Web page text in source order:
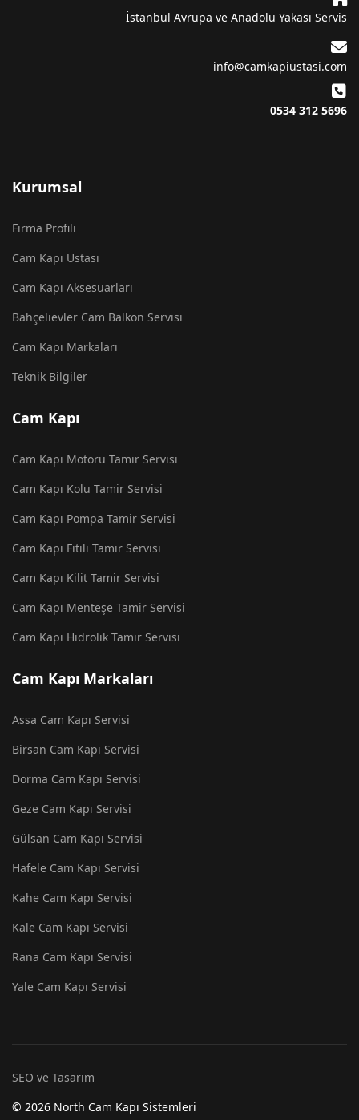
İstanbul Avrupa ve Anadolu Yakası Servis
info@camkapiustasi.com
0534 312 5696
Kurumsal
Firma Profili
Cam Kapı Ustası
Cam Kapı Aksesuarları
Bahçelievler Cam Balkon Servisi
Cam Kapı Markaları
Teknik Bilgiler
Cam Kapı
Cam Kapı Motoru Tamir Servisi
Cam Kapı Kolu Tamir Servisi
Cam Kapı Pompa Tamir Servisi
Cam Kapı Fitili Tamir Servisi
Cam Kapı Kilit Tamir Servisi
Cam Kapı Menteşe Tamir Servisi
Cam Kapı Hidrolik Tamir Servisi
Cam Kapı Markaları
Assa Cam Kapı Servisi
Birsan Cam Kapı Servisi
Dorma Cam Kapı Servisi
Geze Cam Kapı Servisi
Gülsan Cam Kapı Servisi
Hafele Cam Kapı Servisi
Kahe Cam Kapı Servisi
Kale Cam Kapı Servisi
Rana Cam Kapı Servisi
Yale Cam Kapı Servisi
SEO ve Tasarım
© 2026 North Cam Kapı Sistemleri